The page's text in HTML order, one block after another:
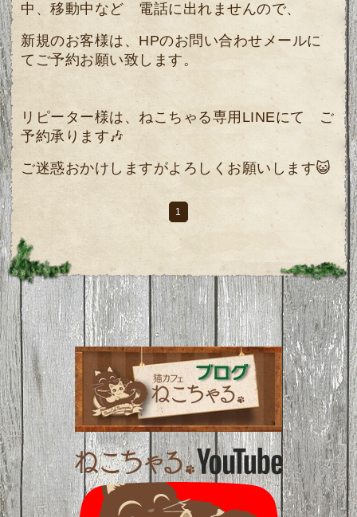
中、移動中など 電話に出れませんので、
新規のお客様は、HPのお問い合わせメールに
てご予約お願い致します。
リピーター様は、ねこちゃる専用LINEにて ご
予約承ります🎶
ご迷惑おかけしますがよろしくお願いします😺
1